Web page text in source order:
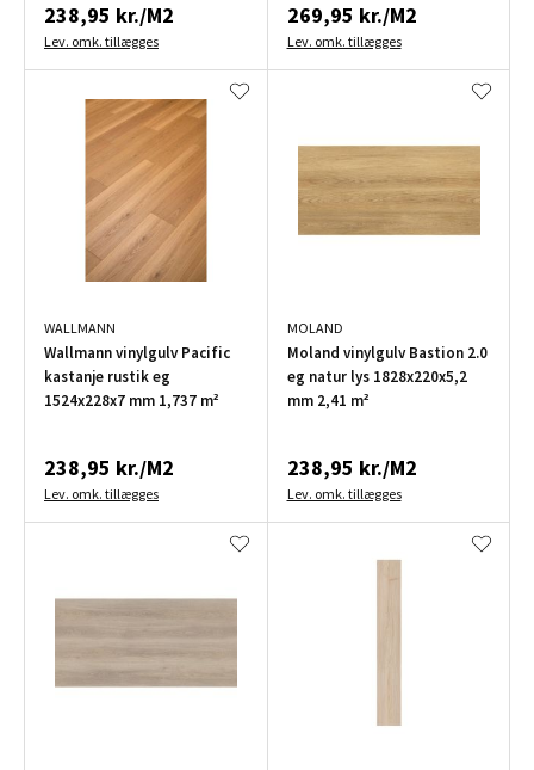
238,95 kr./M2
Lev. omk. tillægges
269,95 kr./M2
Lev. omk. tillægges
WALLMANN
Wallmann vinylgulv Pacific
kastanje rustik eg
1524x228x7 mm 1,737 m²
238,95 kr./M2
Lev. omk. tillægges
MOLAND
Moland vinylgulv Bastion 2.0
eg natur lys 1828x220x5,2
mm 2,41 m²
238,95 kr./M2
Lev. omk. tillægges